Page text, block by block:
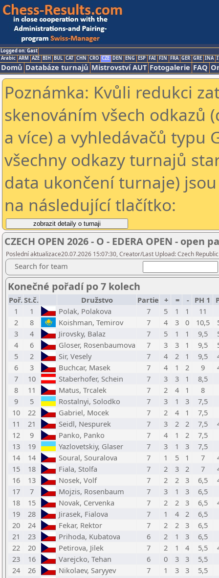
Logged on: Gast
Arabic ARM AZE BIH BUL CAT CHN CRO CZE DEN ENG ESP FAI FIN FRA GER GRE INA
Domů Databáze turnajů Mistrovství AUT Fotogalerie FAQ
Poznámka: Kvůli redukci
skenováním všech odkazů
a více) a vyhledávačů typu
všechny odkazy turnajů
data ukončení turnaje)
na následující tlačítko:
CZECH OPEN 2026 - O - EDERA OPEN -
Poslední aktualizace20.07.2026 15:07:30, Creator/Last Upload: Czech
Search for team
Konečné pořadí po 7 kolech
Poř.St.č. Družstvo Partie + = - PH 1
1
1 Polak, Polakova 7 5 1 1
11
2
8 Koishman, Temirov 7 4 3 0 10,5
3
4 Jirovsky, Balaz 7 5 1 1 9,5
4
6 Gloser, Rosenbaumova 7 3 3 1 9,5
5
2 Sir, Vesely 7 4 2 1 9,5
6
3 Buchcar, Masek 7 4 1 2 9
7
10 Staberhofer, Schein 7 3 3 1
8,5
8
11 Matus, Trcalek 7 2 4 1
8
9
5 Rostalnyi, Solodko 7 3 1 3
7,5
10
22 Gabriel, Mocek 7 2 4 1
7,5
11
21 Seidl, Nespurek 7 3 2 2 7,5
12
9 Panko, Panko 7 4 1 2
7,5
13
19 Yazlovetskiy, Glaser 7 3 1 3
7,5
14
14 Soural, Souralova 7 1 5 1 7
15
18 Fiala, Stolfa 7 2 3 2 7
16
13 Nosek, Volf 7 2 2 3 6,5
17
7 Mojzis, Rosenbaum 7 3 1 3
6,5
18
15 Novak, Cervenka 7 2 2 3 6,5
19
28 Jirasek, Fialova 7 1 4 2
6,5
20
24 Fekar, Rektor 7 2 2 3
6,5
21
23 Prihoda, Kubatova 6 2 1 3
6,5
22
20 Petirova, Jilek 7 2 1 4 5,5
23
16 Varejcko, Tehan 6 0 3 3
5,5
24
26 Nikolaev, Saryyev 7 1 3 3
5,5